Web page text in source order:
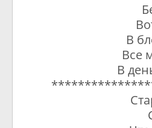
В
Все
В